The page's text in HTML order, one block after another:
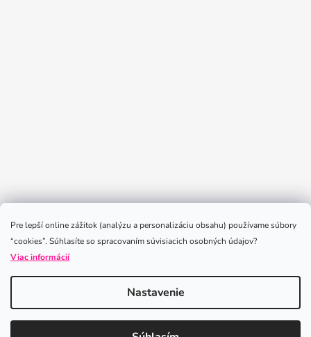
Pre lepší online zážitok (analýzu a personalizáciu obsahu) používame súbory
“cookies”. Súhlasíte so spracovaním súvisiacich osobných údajov?
Viac informácií
Nastavenie
Sledovať na Instagrame